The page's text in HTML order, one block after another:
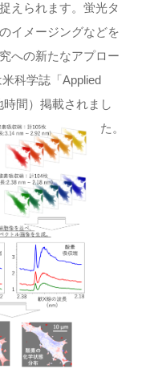
えられます。蛍光タ
イメージングなどを
への新たなアプロー
科学誌「Applied
間）掲載されまし
た。